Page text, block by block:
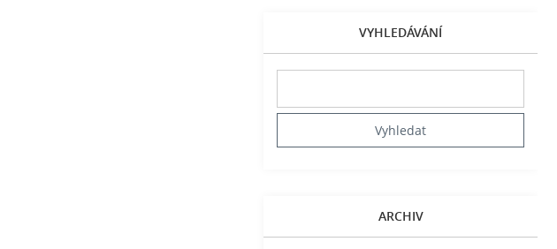
VYHLEDÁVÁNÍ
ARCHIV